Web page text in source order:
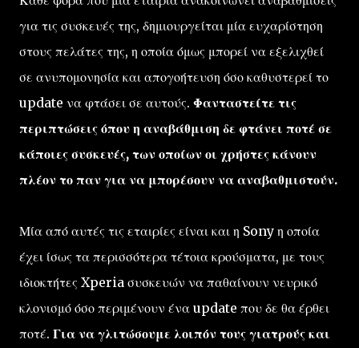
για τις συσκευές της, δημιουργείται μία ευχαρίστηση
στους πελάτες της, η οποία όμως μπορεί να εξελιχθεί
σε ανυπομονησία και απογοήτευση όσο καθυστερεί το
update να φτάσει σε αυτούς. Φανταστείτε τις
περιπτώσεις όπου η αναβάθμιση δε φτάνει ποτέ σε
κάποιες συσκευές, των οποίων οι χρήστες κάνουν
πλέον το παν για να μπορέσουν να αναβαθμιστούν.
Μία από αυτές τις εταιρίες είναι και η Sony η οποία
έχει ίσως τα περισσότερα τέτοια κρούσματα, με τους
ιδιοκτήτες Xperia συσκευών να παθαίνουν νευρικό
κλονισμό όσο περιμένουν ένα update που δε θα έρθει
ποτέ. Για να γλιτώσουμε λοιπόν τους γιατρούς και